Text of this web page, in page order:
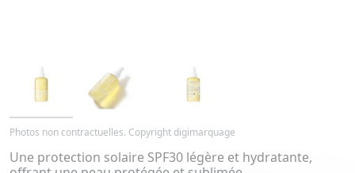
Photos non contractuelles. Copyright digimarquage
Une protection solaire SPF30 légère et hydratante,